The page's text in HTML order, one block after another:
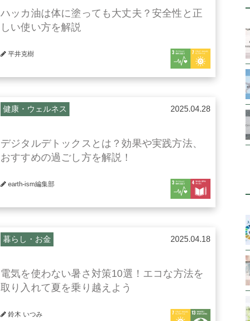
ハッカ油は体に塗っても大丈夫？安全性と正
しい使い方を解説
平井克樹
健康・ウェルネス 2025.04.28
デジタルデトックスとは？効果や実践方法、
おすすめの過ごし方を解説！
earth-ism編集部
暮らし・お金 2025.04.18
電気を使わない暑さ対策10選！エコな方法を
取り入れて夏を乗り越えよう
鈴木 いつみ